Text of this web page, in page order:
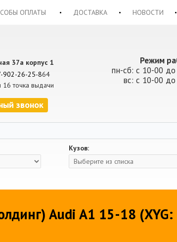
ОПЛАТЫ ДОСТАВКА НОВОСТИ
37а корпус 1
902-26-25-864
16 точка выдачи
звонок
Режим
пн-сб: с 10-00
вс: с 10-00
Кузов:
Audi A1 15-18 (XYG: